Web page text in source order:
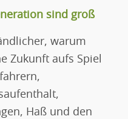
sind groß
warum
Zukunft aufs Spiel
Haß und den